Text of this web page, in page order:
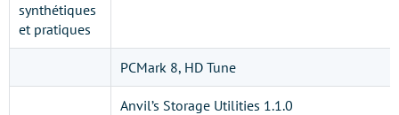
synthétiques
et pratiques
PCMark 8, HD Tune
Anvil’s Storage Utilities 1.1.0